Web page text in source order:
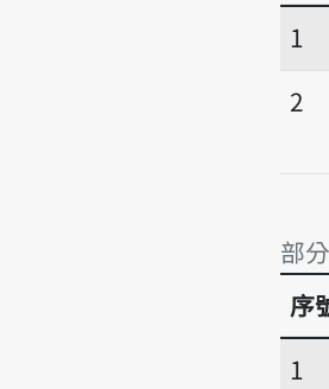
完
1
2
部
部
序
1